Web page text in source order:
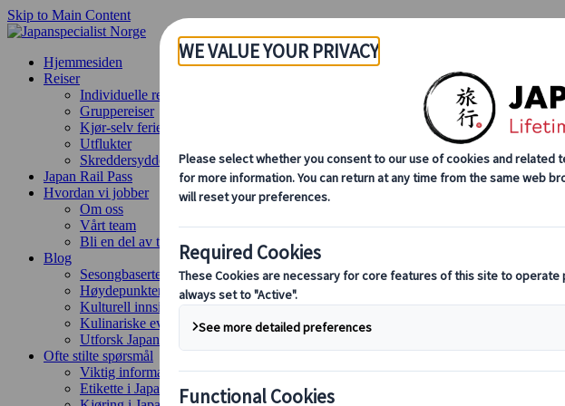
Skip to Main Content
Hjemmesiden
Reiser
Individuelle reiser
Gruppereiser
Kjør-selv ferie
Utflukter
Skreddersydde gruppereiser
Japan Rail Pass
Hvordan vi jobber
Om oss
Vårt team
Bli en del av teamet vårt
Blog
Sesongbaserte reisetips
Høydepunkter fra destinasjonen
Kulturell innsikt
Kulinariske eventyr
Utforsk Japan med tog
Ofte stilte spørsmål
Viktig informasjon
Etikette i Japan